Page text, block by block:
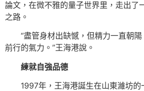
論文，在微不雅的量子世界里，走出了
之路。
“盡管身材出缺憾，但精力一直朝
前行的氣力。”王海港說。
練就自強品德
1997年，王海港誕生在山東濰坊